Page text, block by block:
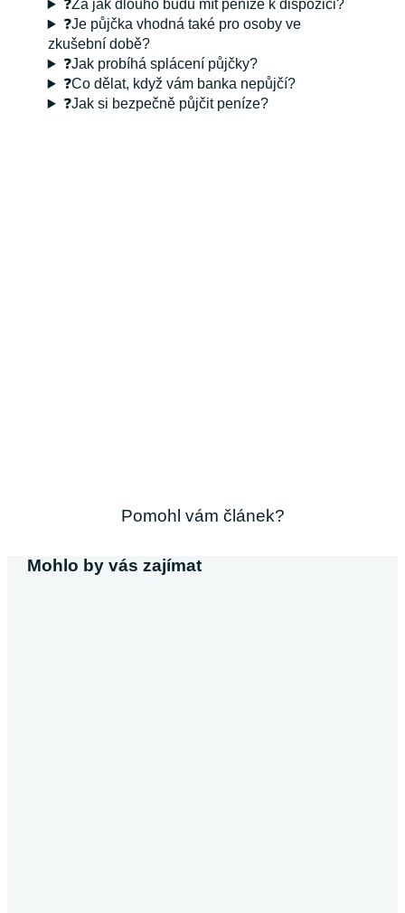
❓Za jak dlouho budu mít peníze k dispozici?
❓Je půjčka vhodná také pro osoby ve
zkušební době?
❓Jak probíhá splácení půjčky?
❓Co dělat, když vám banka nepůjčí?
❓Jak si bezpečně půjčit peníze?
Pomohl vám článek?
Mohlo by vás zajímat